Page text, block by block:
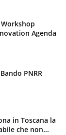
Workshop
Agenda
PNRR
in Toscana la
che non...